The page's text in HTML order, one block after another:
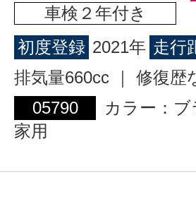
車検２年付き
初度登録 2021年 走行
排気量660cc ｜ 修復歴
05790
カラー：ブ
家用